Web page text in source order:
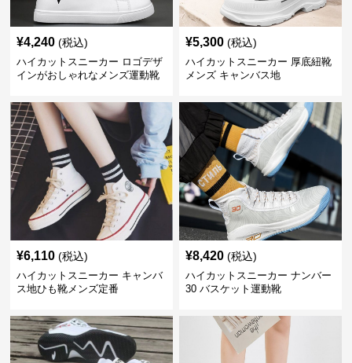
¥4,240 (税込)
ハイカットスニーカー ロゴデザ
インがおしゃれなメンズ運動靴
¥5,300 (税込)
ハイカットスニーカー 厚底紐靴
メンズ キャンバス地
¥6,110 (税込)
ハイカットスニーカー キャンバ
ス地ひも靴メンズ定番
¥8,420 (税込)
ハイカットスニーカー ナンバー
30 バスケット運動靴